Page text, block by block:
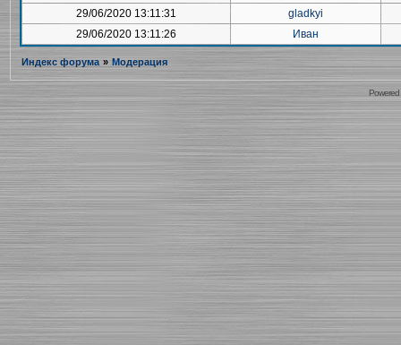
29/06/2020 13:11:31
gladkyi
29/06/2020 13:11:26
Иван
Индекс форума » Модерация